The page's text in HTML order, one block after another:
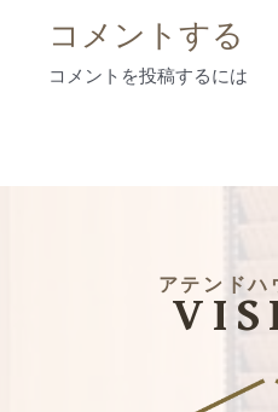
コメントする
コメントを投稿するには
アテンドハ